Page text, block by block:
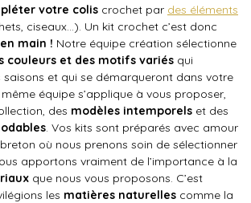
votre colis crochet par des éléments
ciseaux…). Un kit crochet c’est donc
main ! Notre équipe création sélectionne
couleurs et des motifs variés qui
et qui se démarqueront dans votre
équipe s’applique à vous proposer,
des modèles intemporels et des
. Vos kits sont préparés avec amour
où nous prenons soin de sélectionner
apportons vraiment de l’importance à la
que nous vous proposons. C’est
les matières naturelles comme la